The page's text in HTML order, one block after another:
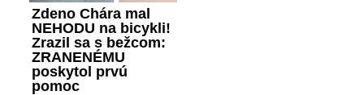
Zdeno Chára mal
NEHODU na bicykli!
Zrazil sa s bežcom:
ZRANENÉMU
poskytol prvú
pomoc